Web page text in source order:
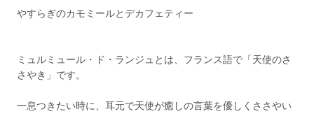
やすらぎのカモミールとデカフェティー
ミュルミュール・ド・ランジュとは、フランス語で「天使のさ
さやき」です。
一息つきたい時に、耳元で天使が癒しの言葉を優しくささやい